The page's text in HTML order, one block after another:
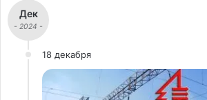
Дек
- 2024 -
18 декабря